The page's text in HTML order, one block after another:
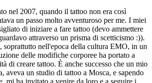
nel 2007, quando il tattoo non era così
un passo molto avventuroso per me. I miei
di iniziare a fare tattoo (devo ammettere
attraverso un prisma di scetticismo :)).
soprattutto nell'epoca della cultura EMO, in un
delle modifiche corporee ha portato a
di creare tattoo. È anche successo che un mio
aveva un studio di tattoo a Mosca, e sapendo